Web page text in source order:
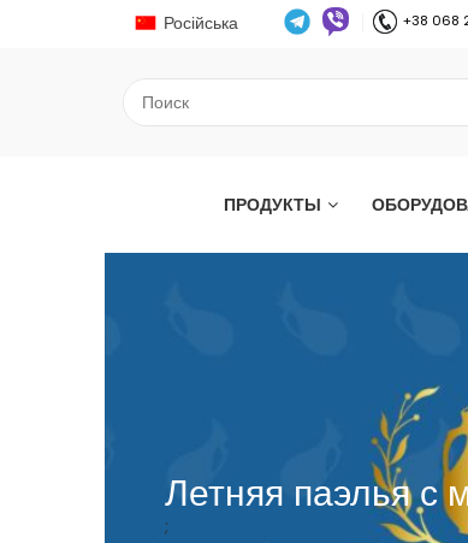
Російська +38 068
ПРОДУКТЫ
Летняя паэлья с
;